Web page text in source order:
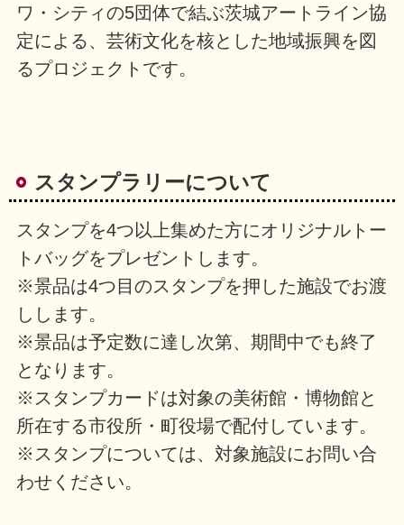
ワ・シティの5団体で結ぶ茨城アートライン協
定による、芸術文化を核とした地域振興を図
るプロジェクトです。
スタンプラリーについて
スタンプを4つ以上集めた方にオリジナルトー
トバッグをプレゼントします。
※景品は4つ目のスタンプを押した施設でお渡
しします。
※景品は予定数に達し次第、期間中でも終了
となります。
※スタンプカードは対象の美術館・博物館と
所在する市役所・町役場で配付しています。
※スタンプについては、対象施設にお問い合
わせください。